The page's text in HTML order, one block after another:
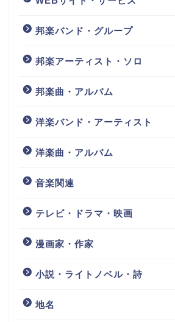
邦楽バンド・グループ
邦楽アーティスト・ソロ
邦楽曲・アルバム
洋楽バンド・アーティスト
洋楽曲・アルバム
音楽関連
テレビ・ドラマ・映画
漫画家・作家
小説・ライトノベル・詩
地名